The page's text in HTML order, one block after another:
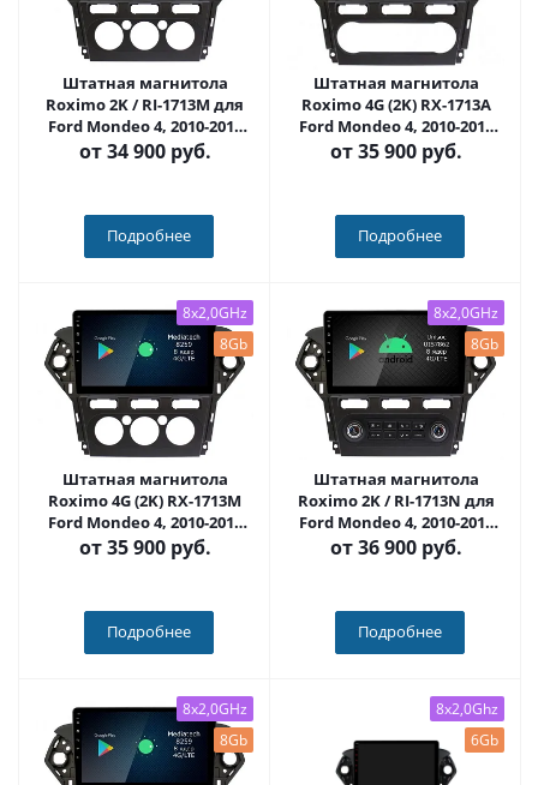
Штатная магнитола
Roximo 2K / RI-1713M для
Ford Mondeo 4, 2010-2015
на Android 12 (8/128Gb)
от34 900 руб.
Подробнее
Штатная магнитола
Roximo 4G (2K) RX-1713A
Ford Mondeo 4, 2010-2015
(климат) (Android 13)
от35 900 руб.
Подробнее
8x2,0GHz
8Gb
Штатная магнитола
Roximo 4G (2K) RX-1713M
Ford Mondeo 4, 2010-2015
(кондиционер) (Android
от35 900 руб.
Подробнее
8x2,0GHz
8Gb
Штатная магнитола
Roximo 2K / RI-1713N для
Ford Mondeo 4, 2010-2015
на Android 12 (8/128Gb)
от36 900 руб.
Подробнее
8x2,0GHz
8Gb
8x2,0Ghz
6Gb